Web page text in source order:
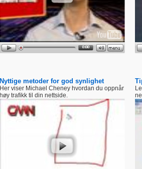
Nyttige metoder for god synlighet
Her viser Michael Cheney hvordan du oppnår
høy trafikk til din nettside.